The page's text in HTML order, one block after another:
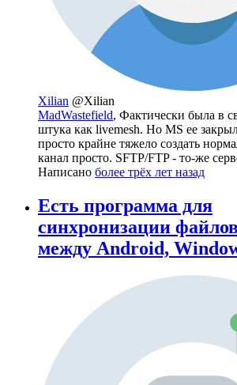
Xilian @Xilian
MadWastefield, Фактически была в
штука как livemesh. Но MS ее
просто крайне тяжело создать
канал просто. SFTP/FTP - то-же
Написано более трёх лет назад
Есть программа для
синхронизации
между Android,